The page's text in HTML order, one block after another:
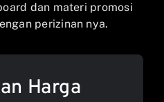
dan materi promosi
perizinan nya.
Harga